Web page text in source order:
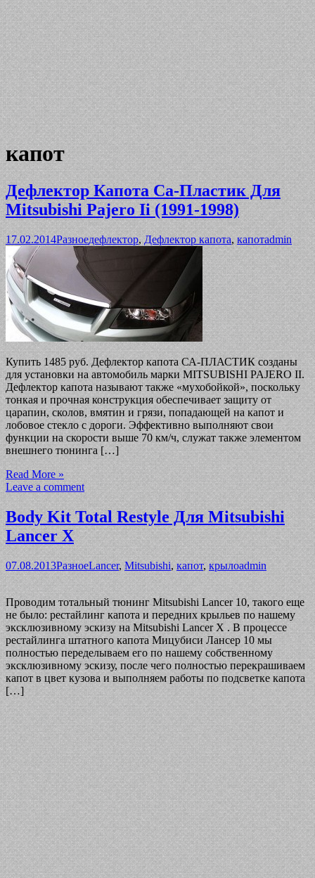
капот
Дефлектор Капота Са-Пластик Для
Mitsubishi Pajero Ii (1991-1998)
17.02.2014Разноедефлектор,Дефлектор капота, капотadmin
Купить 1485 руб. Дефлектор капота СА-ПЛАСТИК созданы
для установки на автомобиль марки MITSUBISHI PAJERO II.
Дефлектор капота называют также «мухобойкой», поскольку
тонкая и прочная конструкция обеспечивает защиту от
царапин, сколов, вмятин и грязи, попадающей на капот и
лобовое стекло с дороги. Эффективно выполняют свои
функции на скорости выше 70 км/ч, служат также элементом
внешнего тюнинга […]
Read More »
Leave a comment
Body Kit Total Restyle Для Mitsubishi
Lancer X
07.08.2013РазноеLancer,Mitsubishi, капот,крылоadmin
Проводим тотальный тюнинг Mitsubishi Lancer 10, такого еще
не было: рестайлинг капота и передних крыльев по нашему
эксклюзивному эскизу на Mitsubishi Lancer X . В процессе
рестайлинга штатного капота Мицубиси Лансер 10 мы
полностью переделываем его по нашему собственному
эксклюзивному эскизу, после чего полностью перекрашиваем
капот в цвет кузова и выполняем работы по подсветке капота
[…]